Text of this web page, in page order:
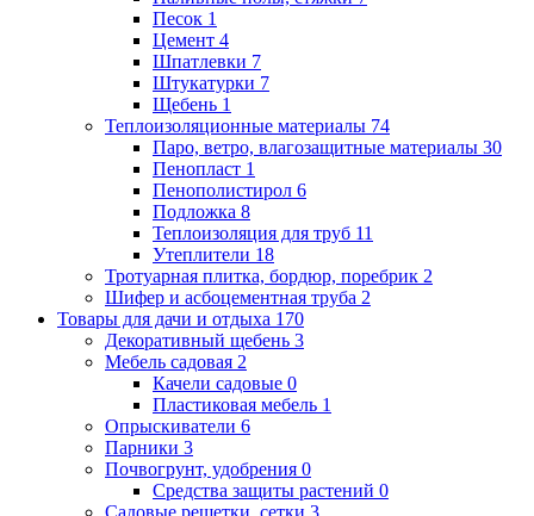
Песок 1
Цемент 4
Шпатлевки 7
Штукатурки 7
Щебень 1
Теплоизоляционные материалы 74
Паро, ветро, влагозащитные материалы 30
Пенопласт 1
Пенополистирол 6
Подложка 8
Теплоизоляция для труб 11
Утеплители 18
Тротуарная плитка, бордюр, поребрик 2
Шифер и асбоцементная труба 2
Товары для дачи и отдыха 170
Декоративный щебень 3
Мебель садовая 2
Качели садовые 0
Пластиковая мебель 1
Опрыскиватели 6
Парники 3
Почвогрунт, удобрения 0
Средства защиты растений 0